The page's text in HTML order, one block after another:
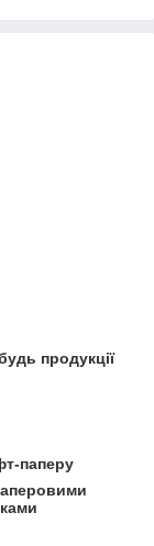
продукції
паперу